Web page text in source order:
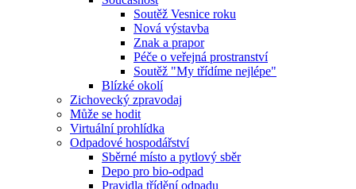
Soutěž Vesnice roku
Nová výstavba
Znak a prapor
Péče o veřejná prostranství
Soutěž "My třídíme nejlépe"
Blízké okolí
Zichovecký zpravodaj
Může se hodit
Virtuální prohlídka
Odpadové hospodářství
Sběrné místo a pytlový sběr
Depo pro bio-odpad
Pravidla třídění odpadu